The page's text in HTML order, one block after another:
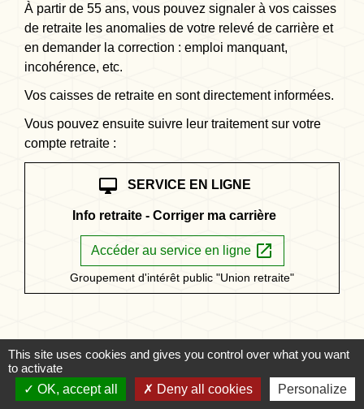
À partir de 55 ans, vous pouvez signaler à vos caisses
de retraite les anomalies de votre relevé de carrière et
en demander la correction : emploi manquant,
incohérence, etc.
Vos caisses de retraite en sont directement informées.
Vous pouvez ensuite suivre leur traitement sur votre
compte retraite :
desktop_mac SERVICE EN LIGNE
Info retraite - Corriger ma carrière
Accéder au service en ligne open_in_new
Groupement d'intérêt public "Union retraite"
Textes de référence
Signaler une erreur sur cette page
This site uses cookies and gives you control over what you want
to activate
OK, accept all
Deny all cookies Personalize